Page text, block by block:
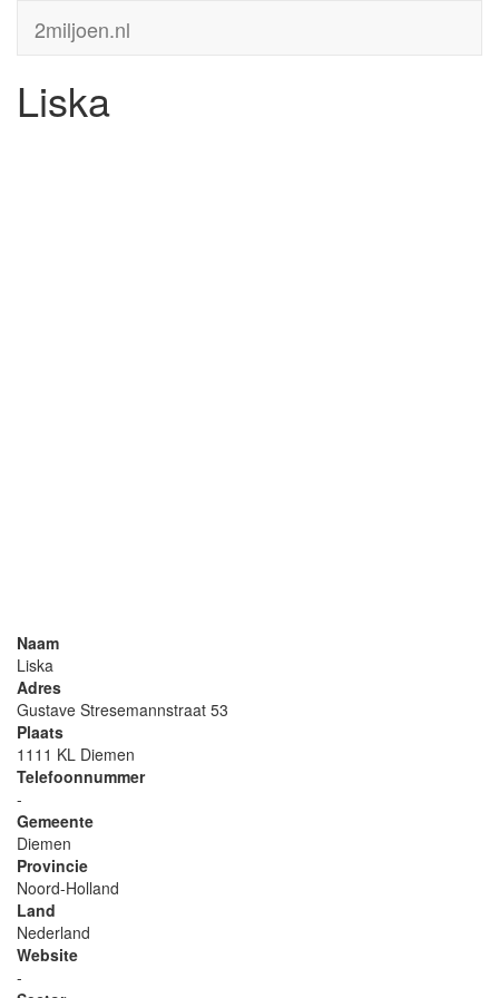
2miljoen.nl
Liska
Naam
Liska
Adres
Gustave Stresemannstraat 53
Plaats
1111 KL Diemen
Telefoonnummer
-
Gemeente
Diemen
Provincie
Noord-Holland
Land
Nederland
Website
-